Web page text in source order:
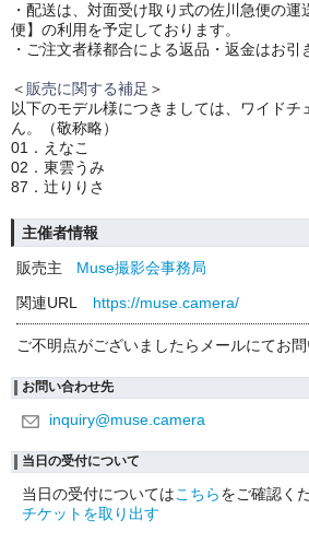
・配送は、対面受け取り式の佐川急便の運
便】の利用を予定しております。
・ご注文者様都合による返品・返金はお引
＜ 販売に関する補足 ＞
以下のモデル様につきましては、ワイドチ
ん。（敬称略）
01．えなこ
02．東雲うみ
87．辻りりさ
主催者情報
販売主
Muse撮影会事務局
関連URL
https://muse.camera/
ご不明点がございましたらメールにてお
お問い合わせ先
inquiry@muse.camera
当日の受付について
当日の受付についてはこちらをご確認く
チケットを取り出す